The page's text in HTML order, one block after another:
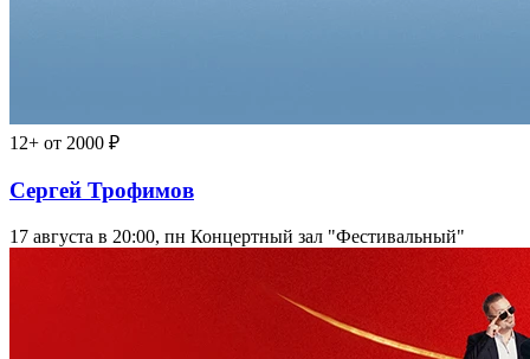
12+ от 2000 ₽
Сергей Трофимов
17 августа в 20:00, пн Концертный зал "Фестивальный"